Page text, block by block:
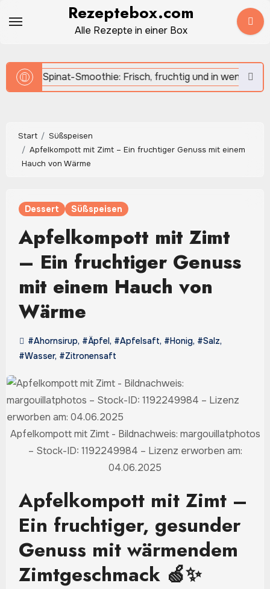
Inhalt
Rezeptebox.com
Alle Rezepte in einer Box
Start
Süßspeisen
Apfelkompott mit Zimt – Ein fruchtiger Genuss mit einem
Hauch von Wärme
Dessert Süßspeisen
Apfelkompott mit Zimt
– Ein fruchtiger Genuss
mit einem Hauch von
Wärme
#Ahornsirup, #Äpfel, #Apfelsaft, #Honig, #Salz,
#Wasser, #Zitronensaft
Apfelkompott mit Zimt - Bildnachweis: margouillatphotos
– Stock-ID: 1192249984 – Lizenz erworben am:
04.06.2025
Apfelkompott mit Zimt –
Ein fruchtiger, gesunder
Genuss mit wärmendem
Zimtgeschmack 🍏✨